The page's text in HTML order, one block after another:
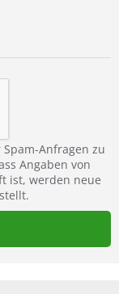
Anfragen zu
Angaben von
ist, werden neue